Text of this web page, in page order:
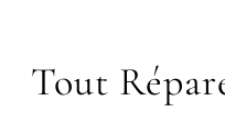
Tout